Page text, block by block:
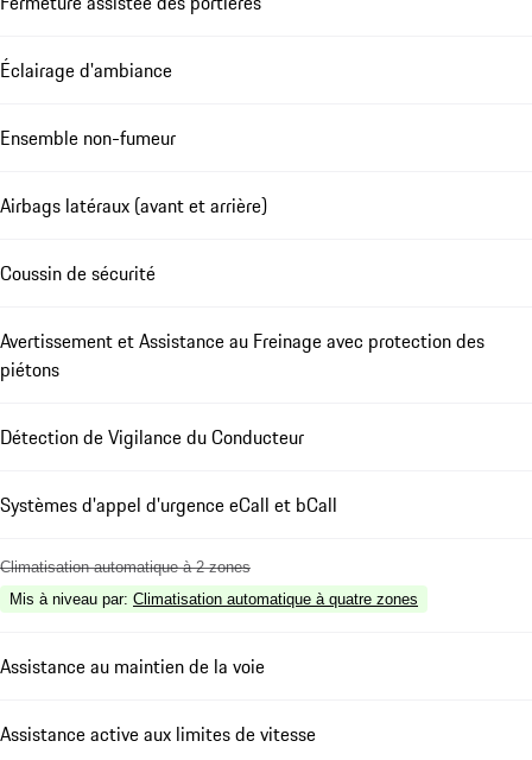
Éclairage d'ambiance
Ensemble non-fumeur
Airbags latéraux (avant et arrière)
Coussin de sécurité
Avertissement et Assistance au Freinage avec protection des
piétons
Détection de Vigilance du Conducteur
Systèmes d'appel d'urgence eCall et bCall
Climatisation automatique à 2 zones
Mis à niveau par: Climatisation automatique à quatre zones
Assistance au maintien de la voie
Assistance active aux limites de vitesse